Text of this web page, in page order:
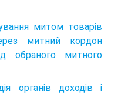
митом товарів
митний кордон
обраного митного
органів доходів і